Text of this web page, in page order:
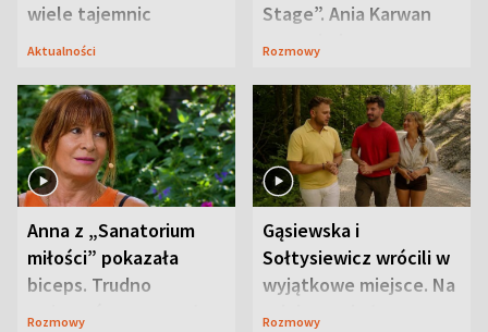
wiele tajemnic
Aktualności
Stage”. Ania Karwan
zapowiada
Rozmowy
Anna z „Sanatorium
miłości” pokazała
biceps. Trudno
uwierzyć, co przeszła
Rozmowy
Gąsiewska i
Sołtysiewicz wrócili w
wyjątkowe miejsce. Na
szlaku czekał
Rozmowy